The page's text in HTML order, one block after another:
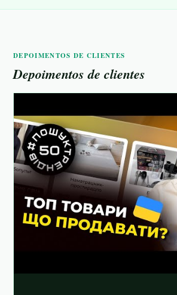
DEPOIMENTOS DE CLIENTES
Depoimentos de clientes